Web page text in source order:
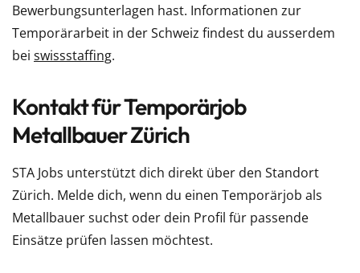
Bewerbungsunterlagen hast. Informationen zur
Temporärarbeit in der Schweiz findest du ausserdem
bei swissstaffing.
Kontakt für Temporärjob
Metallbauer Zürich
STA Jobs unterstützt dich direkt über den Standort
Zürich. Melde dich, wenn du einen Temporärjob als
Metallbauer suchst oder dein Profil für passende
Einsätze prüfen lassen möchtest.